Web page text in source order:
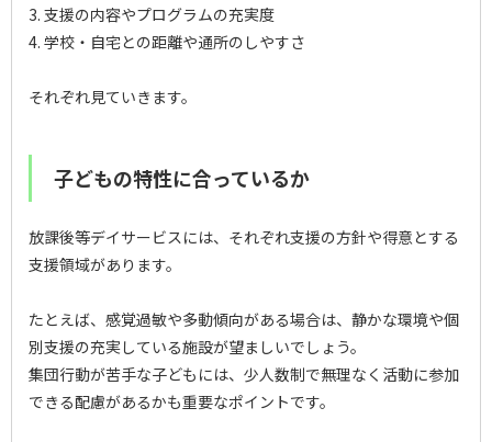
3. 支援の内容やプログラムの充実度
4. 学校・自宅との距離や通所のしやすさ
それぞれ見ていきます。
子どもの特性に合っているか
放課後等デイサービスには、それぞれ支援の方針や得意とする
支援領域があります。
たとえば、感覚過敏や多動傾向がある場合は、静かな環境や個
別支援の充実している施設が望ましいでしょう。
集団行動が苦手な子どもには、少人数制で無理なく活動に参加
できる配慮があるかも重要なポイントです。